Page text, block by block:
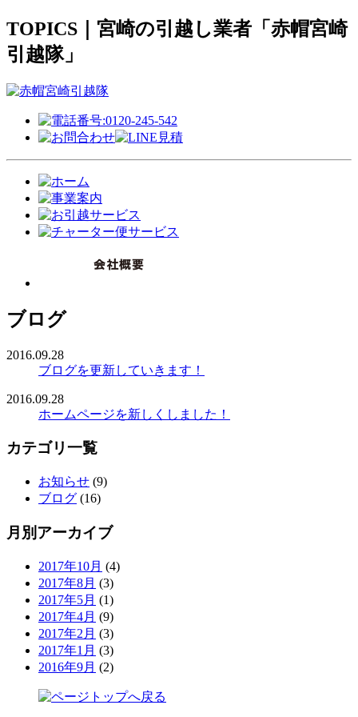
TOPICS｜宮崎の引越し業者「赤帽宮崎
引越隊」
ブログ
2016.09.28
ブログを更新していきます！
2016.09.28
ホームページを新しくしました！
カテゴリ一覧
お知らせ (9)
ブログ (16)
月別アーカイブ
2017年10月 (4)
2017年8月 (3)
2017年5月 (1)
2017年4月 (9)
2017年2月 (3)
2017年1月 (3)
2016年9月 (2)